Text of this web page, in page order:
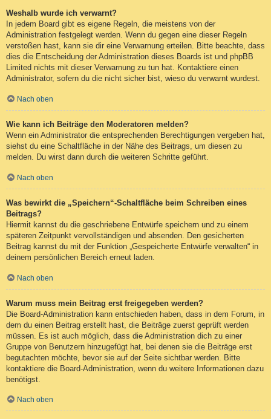
Weshalb wurde ich verwarnt?
In jedem Board gibt es eigene Regeln, die meistens von der
Administration festgelegt werden. Wenn du gegen eine dieser Regeln
verstoßen hast, kann sie dir eine Verwarnung erteilen. Bitte beachte, dass
dies die Entscheidung der Administration dieses Boards ist und phpBB
Limited nichts mit dieser Verwarnung zu tun hat. Kontaktiere einen
Administrator, sofern du die nicht sicher bist, wieso du verwarnt wurdest.
Nach oben
Wie kann ich Beiträge den Moderatoren melden?
Wenn ein Administrator die entsprechenden Berechtigungen vergeben hat,
siehst du eine Schaltfläche in der Nähe des Beitrags, um diesen zu
melden. Du wirst dann durch die weiteren Schritte geführt.
Nach oben
Was bewirkt die „Speichern“-Schaltfläche beim Schreiben eines
Beitrags?
Hiermit kannst du die geschriebene Entwürfe speichern und zu einem
späteren Zeitpunkt vervollständigen und absenden. Den gesicherten
Beitrag kannst du mit der Funktion „Gespeicherte Entwürfe verwalten“ in
deinem persönlichen Bereich erneut laden.
Nach oben
Warum muss mein Beitrag erst freigegeben werden?
Die Board-Administration kann entschieden haben, dass in dem Forum, in
dem du einen Beitrag erstellt hast, die Beiträge zuerst geprüft werden
müssen. Es ist auch möglich, dass die Administration dich zu einer
Gruppe von Benutzern hinzugefügt hat, bei denen sie die Beiträge erst
begutachten möchte, bevor sie auf der Seite sichtbar werden. Bitte
kontaktiere die Board-Administration, wenn du weitere Informationen dazu
benötigst.
Nach oben